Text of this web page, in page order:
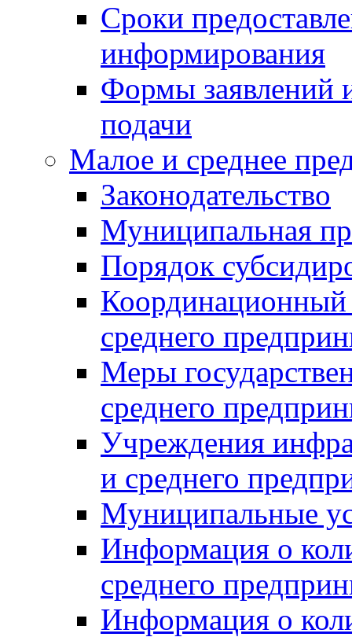
Сроки
информирования
Формы заявлений
подачи
Малое и среднее
Законодательство
Муниципальная
Порядок
Координационный
среднего
Меры
среднего
Учреждения
и среднего
Муниципальные
Информация о
среднего
Информация о